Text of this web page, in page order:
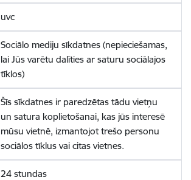
uvc
Sociālo mediju sīkdatnes (nepieciešamas,
lai Jūs varētu dalīties ar saturu sociālajos
tīklos)
Šīs sīkdatnes ir paredzētas tādu vietņu
un satura koplietošanai, kas jūs interesē
mūsu vietnē, izmantojot trešo personu
sociālos tīklus vai citas vietnes.
24 stundas